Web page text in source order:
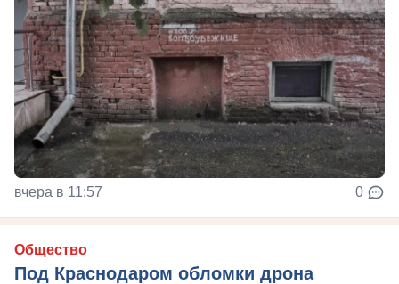
вчера в 11:57 0
Общество
Под Краснодаром обломки дрона